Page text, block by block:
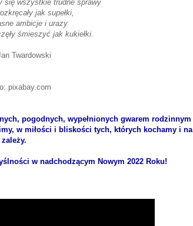
się wszystkie trudne sprawy
jak supełki,
ambicje i urazy
śmieszyć jak kukiełki.
Twardowski
pixabay.com
pogodnych, wypełnionych gwarem rodzinnym
w miłości i bliskości tych, których kochamy i na
w nadchodzącym Nowym 2022 Roku!